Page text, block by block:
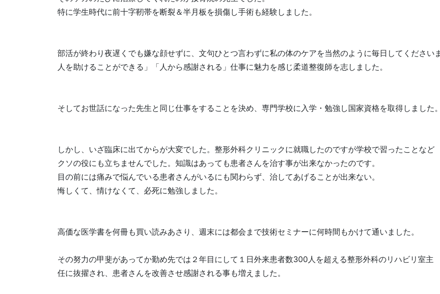
特に学生時代に前十字靭帯を断裂＆半月板を損傷し手術も経験しました。
部活が終わり夜遅くでも嫌な顔せずに、文句ひとつ言わずに私の体のケアを当然のように毎日してくださ
人を助けることができる」「人から感謝される」仕事に魅力を感じ柔道整復師を志しました。
そしてお世話になった先生と同じ仕事をすることを決め、専門学校に入学・勉強し国家資格を取得しました
しかし、いざ臨床に出てからが大変でした。整形外科クリニックに就職したのですが学校で習ったことなど
クソの役にも立ちませんでした。知識はあっても患者さんを治す事が出来なかったのです。
目の前には痛みで悩んでいる患者さんがいるにも関わらず、治してあげることが出来ない。
悔しくて、情けなくて、必死に勉強しました。
高価な医学書を何冊も買い読みあさり、週末には都会まで技術セミナーに何時間もかけて通いました。
その努力の甲斐があってか勤め先では２年目にして１日外来患者数300人を超える整形外科のリハビリ室主
任に抜擢され、患者さんを改善させ感謝される事も増えました。